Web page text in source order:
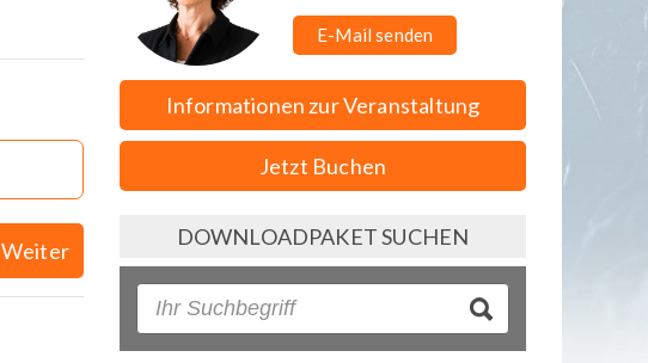
Weiter
E-Mail senden
Informationen zur Veranstaltung
Jetzt Buchen
DOWNLOADPAKET SUCHEN